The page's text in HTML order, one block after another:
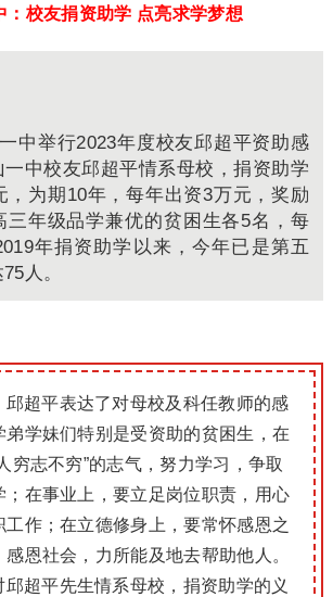
：校友捐资助学 点亮求学梦想
中举行2023年度校友邱超平资助感
中校友邱超平情系母校，捐资助学
，为期10年，每年出资3万元，奖励
三年级品学兼优的贫困生各5名，每
年捐资助学以来，今年已是第五
人。
邱超平表达了对母校及科任教师的感
弟学妹们特别是受资助的贫困生，在
穷志不穷”的志气，努力学习，争取
；在事业上，要立足岗位职责，用心
工作；在立德修身上，要常怀感恩之
恩社会，力所能及地去帮助他人。
邱超平先生情系母校，捐资助学的义